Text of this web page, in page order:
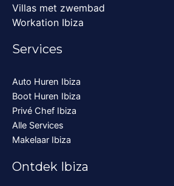
Villas met zwembad
Workation Ibiza
Services
Auto Huren Ibiza
Boot Huren Ibiza
Privé Chef Ibiza
Alle Services
Makelaar Ibiza
Ontdek Ibiza